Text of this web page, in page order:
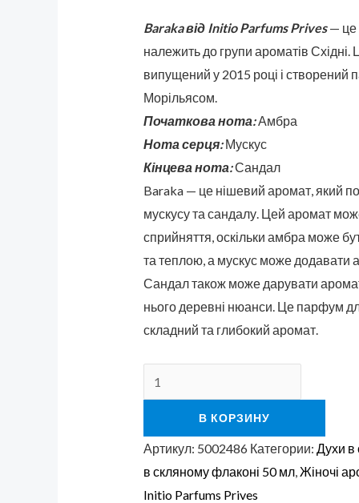
Baraka від Initio Parfums Prives — це
належить до групи ароматів
випущений у 2015 році і
Морільясом.
Початкова нота: Амбра
Нота серця:Мускус
Кінцева нота:Сандал
Baraka — це нішевий аромат, який
мускусу та сандалу. Цей аромат
сприйняття, оскільки амбра може
та теплою, а мускус може додавати
Сандал також може дарувати
нього деревні нюанси. Це парфум
складний та глибокий аромат.
В КОРЗИНУ
Артикул: 5002486 Категории: Духи в
в скляному флаконі 50 мл, Жіночі
Initio Parfums Prives